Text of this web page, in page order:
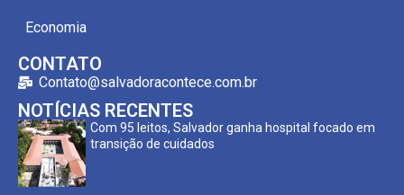
Economia
CONTATO
Contato@salvadoracontece.com.br
NOTÍCIAS RECENTES
Com 95 leitos, Salvador ganha hospital focado em
transição de cuidados